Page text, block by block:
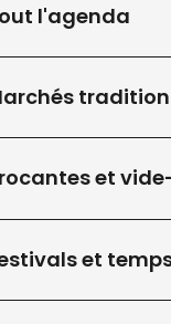
l'agenda
et
et
Arques